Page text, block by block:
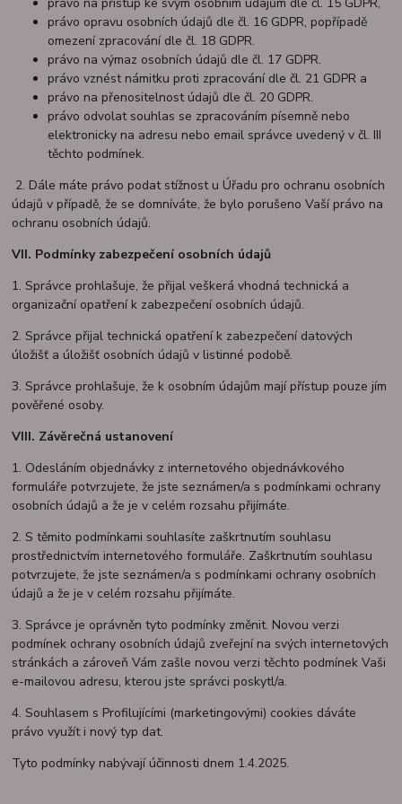
právo opravu osobních údajů dle čl. 16 GDPR, popřípadě
omezení zpracování dle čl. 18 GDPR.
právo na výmaz osobních údajů dle čl. 17 GDPR.
právo vznést námitku proti zpracování dle čl. 21 GDPR a
právo na přenositelnost údajů dle čl. 20 GDPR.
právo odvolat souhlas se zpracováním písemně nebo
elektronicky na adresu nebo email správce uvedený v čl. III
těchto podmínek.
2. Dále máte právo podat stížnost u Úřadu pro ochranu osobních
údajů v případě, že se domníváte, že bylo porušeno Vaší právo na
ochranu osobních údajů.
VII. Podmínky zabezpečení osobních údajů
1. Správce prohlašuje, že přijal veškerá vhodná technická a
organizační opatření k zabezpečení osobních údajů.
2. Správce přijal technická opatření k zabezpečení datových
úložišť a úložišť osobních údajů v listinné podobě.
3. Správce prohlašuje, že k osobním údajům mají přístup pouze jím
pověřené osoby.
VIII. Závěrečná ustanovení
1. Odesláním objednávky z internetového objednávkového
formuláře potvrzujete, že jste seznámen/a s podmínkami ochrany
osobních údajů a že je v celém rozsahu přijímáte.
2. S těmito podmínkami souhlasíte zaškrtnutím souhlasu
prostřednictvím internetového formuláře. Zaškrtnutím souhlasu
potvrzujete, že jste seznámen/a s podmínkami ochrany osobních
údajů a že je v celém rozsahu přijímáte.
3. Správce je oprávněn tyto podmínky změnit. Novou verzi
podmínek ochrany osobních údajů zveřejní na svých internetových
stránkách a zároveň Vám zašle novou verzi těchto podmínek Vaši
e-mailovou adresu, kterou jste správci poskytl/a.
4. Souhlasem s Profilujícími (marketingovými) cookies dáváte
právo využít i nový typ dat.
Tyto podmínky nabývají účinnosti dnem 1.4.2025.